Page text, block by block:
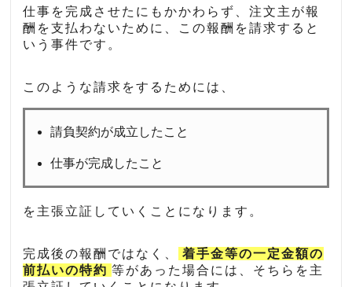
仕事を完成させたにもかかわらず、注文主が報
酬を支払わないために、この報酬を請求すると
いう事件です。
このような請求をするためには、
請負契約が成立したこと
仕事が完成したこと
を主張立証していくことになります。
完成後の報酬ではなく、
着手金等の一定金額の
前払いの特約 等があった場合には、そちらを主